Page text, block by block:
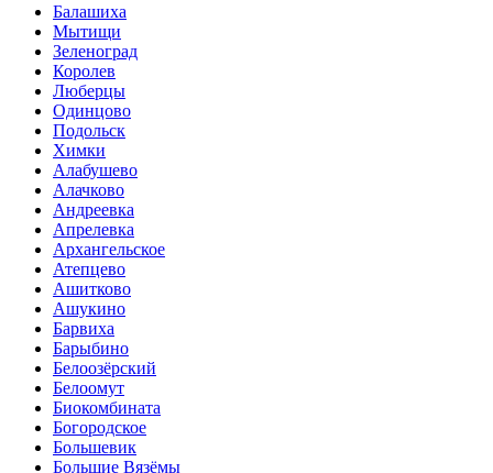
Балашиха
Мытищи
Зеленоград
Королев
Люберцы
Одинцово
Подольск
Химки
Алабушево
Алачково
Андреевка
Апрелевка
Архангельское
Атепцево
Ашитково
Ашукино
Барвиха
Барыбино
Белоозёрский
Белоомут
Биокомбината
Богородское
Большевик
Большие Вязёмы